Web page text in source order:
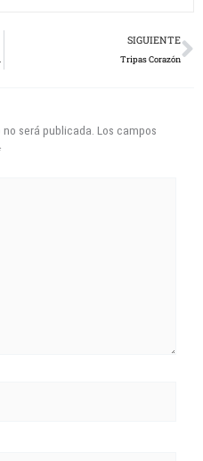
SIGUIENTE
Tripas Corazón
será publicada. Los campos